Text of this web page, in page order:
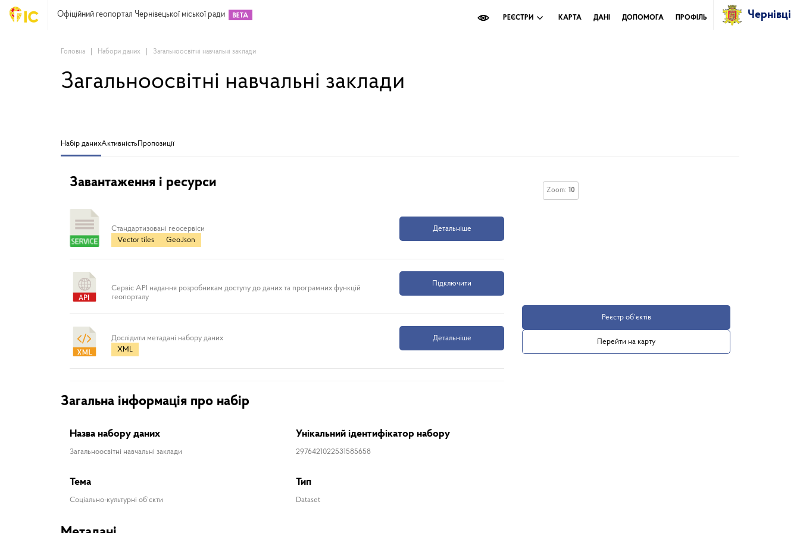
Офіційний геопортал Чернівецької міської ради РЕЄСТРИ КАРТА ДАНІ ДОПОМОГА ПРОФІЛЬ Чернівці
Головна Набори даних Загальноосвітні навчальні заклади
Загальноосвітні навчальні заклади
Набір данихАктивність Пропозиції
Завантаження і ресурси
Cтандартизовані геосервіси
Vector tiles
GeoJson
Детальніше
Сервіс API надання розробникам доступу до даних та програмних функцій
геопорталу
Підключити
Дослідити метадані набору даних
XML
Детальніше
Загальна інформація про набір
Назва набору даних
Загальноосвітні навчальні заклади
Тема
Соціально-культурні об’єкти
Унікальний ідентифікатор набору
2976421022531585658
Тип
Dataset
Zoom: 10
Реєстр об’єктів
Перейти на карту